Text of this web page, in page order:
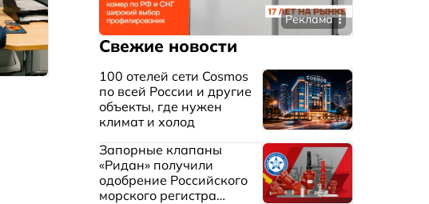
Реклама
Свежие новости
100 отелей сети Cosmos
по всей России и другие
объекты, где нужен
климат и холод
Запорные клапаны
«Ридан» получили
одобрение Российского
морского регистра